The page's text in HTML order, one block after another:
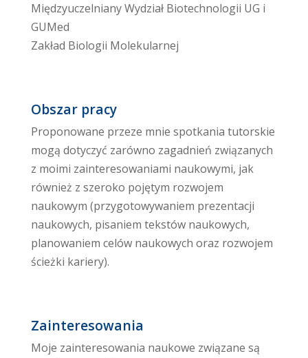
Międzyuczelniany Wydział Biotechnologii UG i
GUMed
Zakład Biologii Molekularnej
Obszar pracy
Proponowane przeze mnie spotkania tutorskie
mogą dotyczyć zarówno zagadnień związanych
z moimi zainteresowaniami naukowymi, jak
również z szeroko pojętym rozwojem
naukowym (przygotowywaniem prezentacji
naukowych, pisaniem tekstów naukowych,
planowaniem celów naukowych oraz rozwojem
ścieżki kariery).
Zainteresowania
Moje zainteresowania naukowe związane są